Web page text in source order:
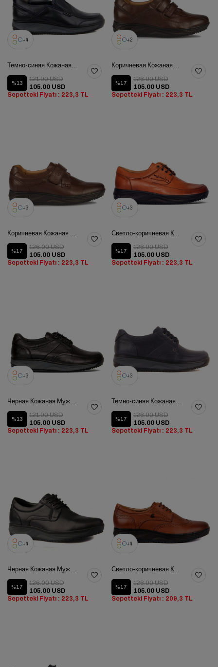
4
Темно-синяя Кожаная Мужская Обувь
%13
105.00 USD
121.00 USD
Sepetteki Fiyatı : 223,3 TL
2
Коричневая Кожаная Мужская Обувь
%17
105.00 USD
126.00 USD
Sepetteki Fiyatı : 223,3 TL
3
Коричневая Кожаная Мужская Обувь
%17
105.00 USD
126.00 USD
Sepetteki Fiyatı : 223,3 TL
3
Светло-коричневая Кожаная Мужская Обувь
%17
105.00 USD
126.00 USD
Sepetteki Fiyatı : 223,3 TL
3
Черная Кожаная Мужская Обувь
%13
105.00 USD
121.00 USD
Sepetteki Fiyatı : 223,3 TL
3
Темно-синяя Кожаная Мужская Обувь
%17
105.00 USD
126.00 USD
Sepetteki Fiyatı : 223,3 TL
4
Черная Кожаная Мужская Обувь
%17
105.00 USD
126.00 USD
Sepetteki Fiyatı : 223,3 TL
4
Светло-коричневая Кожаная Мужская Обувь
%17
105.00 USD
126.00 USD
Sepetteki Fiyatı : 209,3 TL